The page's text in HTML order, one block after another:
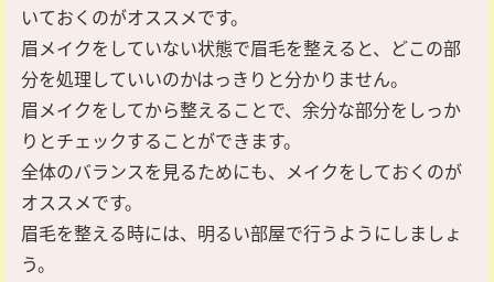
いておくのがオススメです。
眉メイクをしていない状態で眉毛を整えると、どこの部
分を処理していいのかはっきりと分かりません。
眉メイクをしてから整えることで、余分な部分をしっか
りとチェックすることができます。
全体のバランスを見るためにも、メイクをしておくのが
オススメです。
眉毛を整える時には、明るい部屋で行うようにしましょ
う。